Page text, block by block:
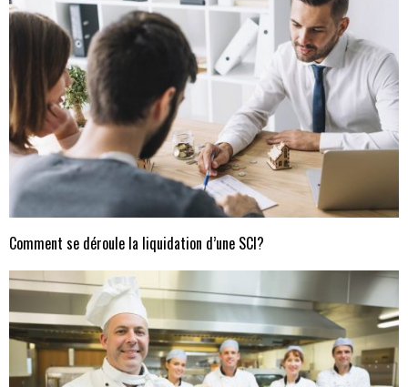
Comment se déroule la liquidation d’une SCI?